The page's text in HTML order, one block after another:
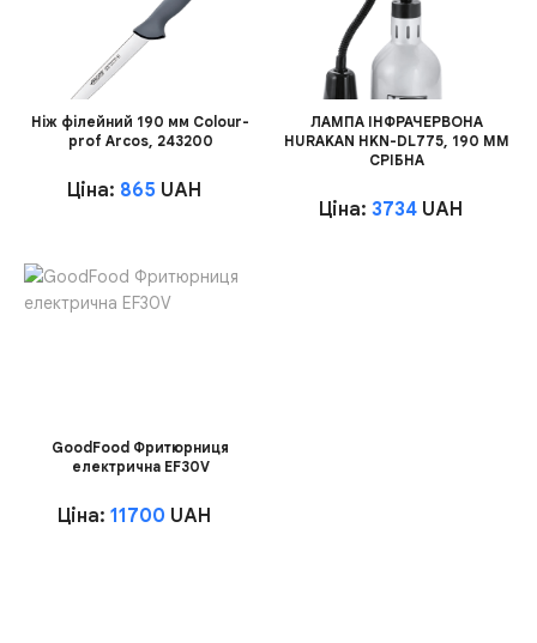
Ніж філейний 190 мм Colour-
prof Arcos, 243200
Ціна: 865 UAH
ЛАМПА ІНФРАЧЕРВОНА
HURAKAN HKN-DL775, 190 ММ
СРІБНА
Ціна: 3734 UAH
GoodFood Фритюрниця
електрична EF30V
Ціна: 11700 UAH